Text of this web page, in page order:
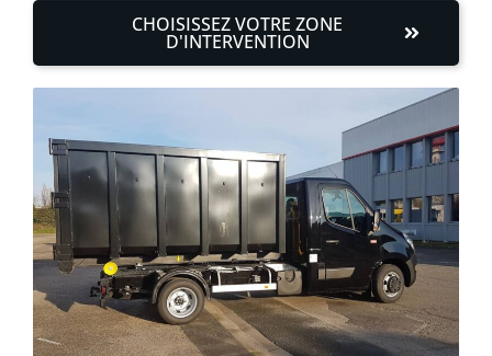
CHOISISSEZ VOTRE ZONE
D'INTERVENTION